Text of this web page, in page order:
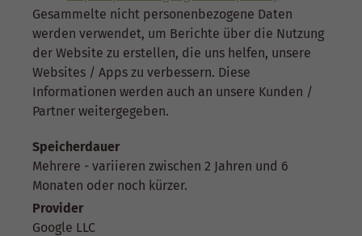
Gesammelte nicht personenbezogene Daten
werden verwendet, um Berichte über die Nutzung
der Website zu erstellen, die uns helfen, unsere
Websites / Apps zu verbessern. Diese
Informationen werden auch an unsere Kunden /
Partner weitergegeben.
Speicherdauer
Mehrere - variieren zwischen 2 Jahren und 6
Monaten oder noch kürzer.
Provider
Google LLC